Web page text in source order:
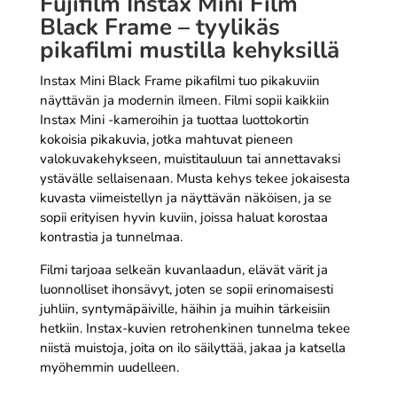
Black Frame – tyylikäs
pikafilmi mustilla kehyksillä
Instax Mini Black Frame pikafilmi tuo pikakuviin
näyttävän ja modernin ilmeen. Filmi sopii kaikkiin
Instax Mini -kameroihin ja tuottaa luottokortin
kokoisia pikakuvia, jotka mahtuvat pieneen
valokuvakehykseen, muistitauluun tai annettavaksi
ystävälle sellaisenaan. Musta kehys tekee jokaisesta
kuvasta viimeistellyn ja näyttävän näköisen, ja se
sopii erityisen hyvin kuviin, joissa haluat korostaa
kontrastia ja tunnelmaa.
Filmi tarjoaa selkeän kuvanlaadun, elävät värit ja
luonnolliset ihonsävyt, joten se sopii erinomaisesti
juhliin, syntymäpäiville, häihin ja muihin tärkeisiin
hetkiin. Instax-kuvien retrohenkinen tunnelma tekee
niistä muistoja, joita on ilo säilyttää, jakaa ja katsella
myöhemmin uudelleen.